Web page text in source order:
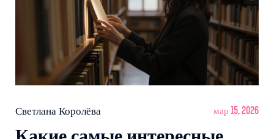
Светлана Королёва мар 15, 2026